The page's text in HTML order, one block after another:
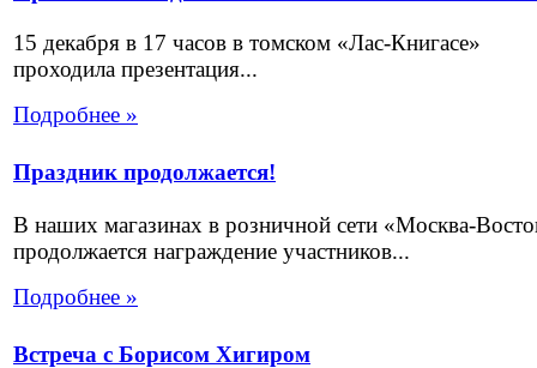
15 декабря в 17 часов в томском «Лас-Книгасе»
проходила презентация...
Подробнее »
Праздник продолжается!
В наших магазинах в розничной сети «Москва-
продолжается награждение участников...
Подробнее »
Встреча с Борисом Хигиром